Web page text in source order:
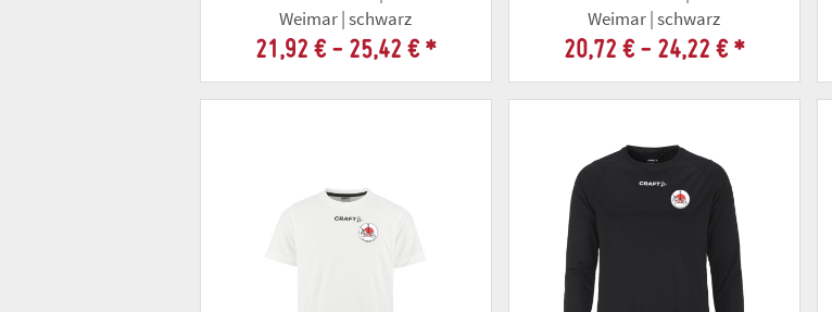
Weimar | schwarz
21,92 € - 25,42 € *
Weimar | schwarz
20,72 € - 24,22 € *